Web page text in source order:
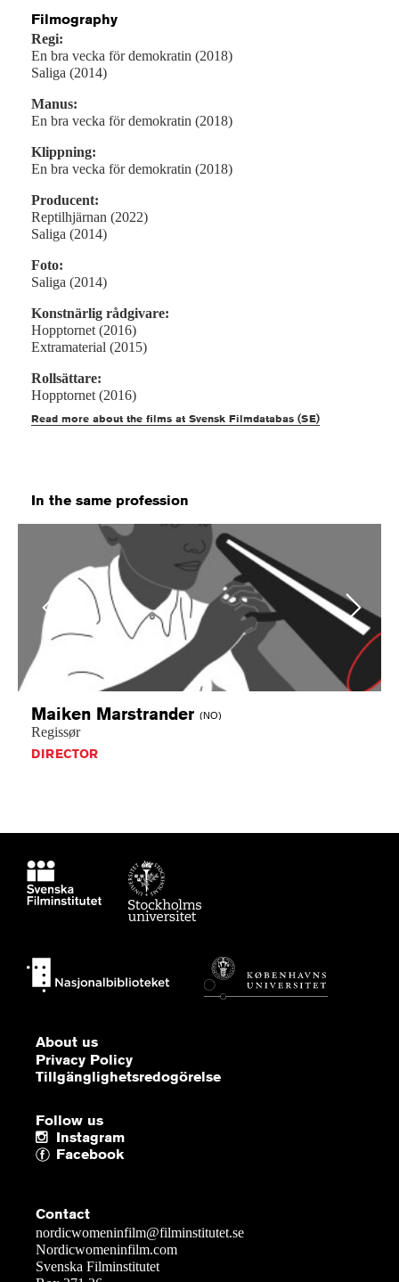
Filmography
Regi:
En bra vecka för demokratin (2018)
Saliga (2014)
Manus:
En bra vecka för demokratin (2018)
Klippning:
En bra vecka för demokratin (2018)
Producent:
Reptilhjärnan (2022)
Saliga (2014)
Foto:
Saliga (2014)
Konstnärlig rådgivare:
Hopptornet (2016)
Extramaterial (2015)
Rollsättare:
Hopptornet (2016)
Read more about the films at Svensk Filmdatabas (SE)
In the same profession
Previous
Maiken Marstrander (NO)
Regissør
DIRECTOR
Next
About us
Privacy Policy
Tillgänglighetsredogörelse
Follow us
Instagram
Facebook
Contact
nordicwomeninfilm@filminstitutet.se
Nordicwomeninfilm.com
Svenska Filminstitutet